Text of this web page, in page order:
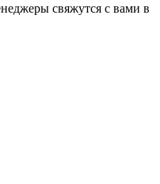
свяжутся с вами в